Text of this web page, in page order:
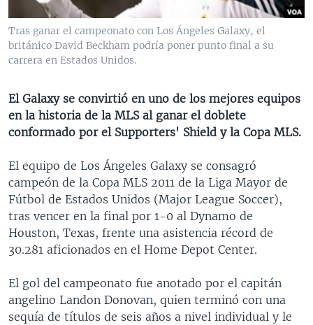
VENEZUELA
BRASIL
NICARAGUA
ECONOMÍA
ENTRETENIMIENTO Y CULTURA
TECNOLOGÍA
CIENCIA Y SALUD
MULTIMEDIA
VIDEOS
FOTOGRAFÍA
PROGRAMAS TV
EL MUNDO AL DÍA
VISIÓN 360
LAS CLAVES
PANORAMA
RADIO
AUDIONOTICIAS
BUENOS DÍAS AMÉRICA
ESTADOS UNIDOS AL DÍA
EL MUNDO AL DÍA [RADIO]
FORO [RADIO]
DEPORTIVO INTERNACIONAL
ENTRETENIMIENTO
DOCUMENTALES DE LA VOA
SÍGANOS
Idiomas
Tras ganar el campeonato con Los Ángeles Galaxy, el
británico David Beckham podría poner punto final a su
carrera en Estados Unidos.
El Galaxy se convirtió en uno de los mejores equipos
en la historia de la MLS al ganar el doblete
conformado por el Supporters' Shield y la Copa MLS.
El equipo de Los Ángeles Galaxy se consagró
campeón de la Copa MLS 2011 de la Liga Mayor de
Fútbol de Estados Unidos (Major League Soccer),
tras vencer en la final por 1-0 al Dynamo de
Houston, Texas, frente una asistencia récord de
30.281 aficionados en el Home Depot Center.
El gol del campeonato fue anotado por el capitán
angelino Landon Donovan, quien terminó con una
sequía de títulos de seis años a nivel individual y le